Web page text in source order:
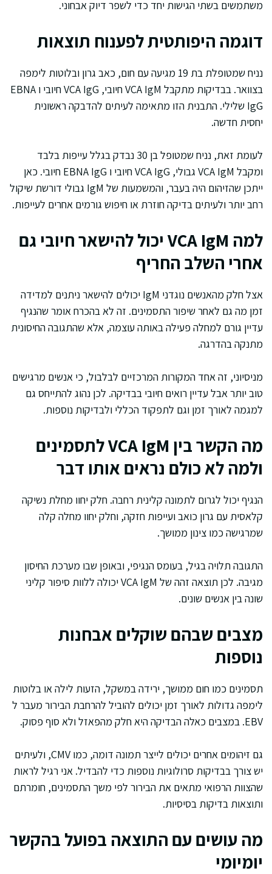
משתמשים בשתי הגישות יחד כדי לשפר דיוק אבחוני.
דוגמה היפותטית לפענוח תוצאות
נניח שמטופלת בת 19 מגיעה עם חום, כאב גרון ובלוטות לימפה
בצוואר. בבדיקות מתקבל VCA IgM חיובי, VCA IgG חיובי ו EBNA
IgG שלילי. התבנית הזו מתאימה לעיתים להדבקה ראשונית
יחסית חדשה.
לעומת זאת, נניח שמטופל בן 30 נבדק בגלל עייפות בלבד
ומקבל VCA IgM גבולי, VCA IgG חיובי ו EBNA IgG חיובי. כאן
ייתכן שהזיהום היה בעבר, והמשמעות של IgM גבולי דורשת שיקול
רחב יותר ולעיתים בדיקה חוזרת או חיפוש גורמים אחרים לעייפות.
למה VCA IgM יכול להישאר חיובי גם
אחרי השלב החריף
אצל חלק מהאנשים נוגדני IgM יכולים להישאר ניתנים למדידה
זמן מה גם לאחר שיפור התסמינים. זה לא בהכרח אומר שהנגיף
עדיין גורם למחלה פעילה באותה עוצמה, אלא שהתגובה החיסונית
מתנקה בהדרגה.
מניסיוני, זה אחד המקורות המרכזיים לבלבול, כי אנשים מרגישים
טוב יותר אבל עדיין רואים חיובי בבדיקה. לכן נהוג להתייחס גם
למגמה לאורך זמן וגם לתפקוד הכללי ולבדיקות נוספות.
מה הקשר בין VCA IgM לתסמינים
ולמה לא כולם נראים אותו דבר
הנגיף יכול לגרום לתמונה קלינית רחבה. חלק יחוו מחלת נשיקה
קלאסית עם גרון כואב ועייפות חזקה, וחלק יחוו מחלה קלה
שמרגישה כמו צינון ממושך.
התגובה תלויה בגיל, בעומס הנגיפי, ובאופן שבו מערכת החיסון
מגיבה. לכן תוצאה זהה של VCA IgM יכולה ללוות סיפור קליני
שונה בין אנשים שונים.
מצבים שבהם שוקלים אבחנות
נוספות
תסמינים כמו חום ממושך, ירידה במשקל, הזעות לילה או בלוטות
לימפה גדולות לאורך זמן יכולים להוביל להרחבת הבירור מעבר ל
EBV. במצבים כאלה הבדיקה היא חלק מהפאזל ולא סוף פסוק.
גם זיהומים אחרים יכולים לייצר תמונה דומה, כמו CMV, ולעיתים
יש צורך בבדיקות סרולוגיות נוספות כדי להבדיל. אני רגיל לראות
שהצוות הרפואי מתאים את הבירור לפי משך התסמינים, חומרתם
ותוצאות בדיקות בסיסיות.
מה עושים עם התוצאה בפועל בהקשר
יומיומי